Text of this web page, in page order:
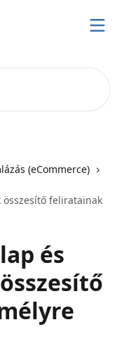
(eCommerce)
feliratainak
és